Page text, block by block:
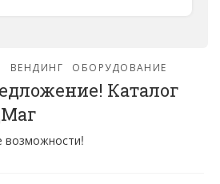
ВЕНДИНГ ОБОРУДОВАНИЕ
Каталог
возможности!